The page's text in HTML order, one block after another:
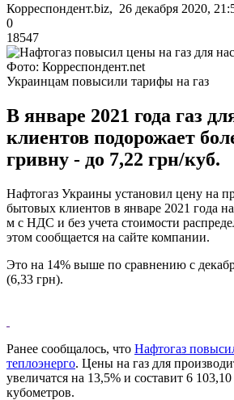
Корреспондент.biz, 26 декабря 2020,
0
18547
Фото: Корреспондент.net
Украинцам повысили тарифы на газ
В январе 2021 года газ
клиентов подорожает
гривну - до 7,22 грн/куб.
Нафтогаз Украины установил цену на
бытовых клиентов в январе 2021 года
м с НДС и без учета стоимости
этом сообщается на сайте компании.
Это на 14% выше по сравнению с
(6,33 грн).
Ранее сообщалось, что Нафтогаз
теплоэнерго. Цены на газ для
увеличатся на 13,5% и составит 6
кубометров.